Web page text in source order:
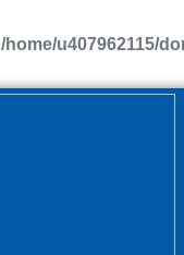
/home/u407962115/